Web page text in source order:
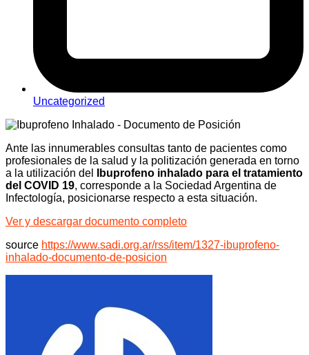
Uncategorized
Ante las innumerables consultas tanto de pacientes como
profesionales de la salud y la politización generada en torno
a la utilización del
Ibuprofeno inhalado para el tratamiento
del COVID 19, corresponde a la Sociedad Argentina de
Infectología, posicionarse respecto a esta situación.
Ver y descargar documento completo
source https://www.sadi.org.ar/rss/item/1327-ibuprofeno-
inhalado-documento-de-posicion